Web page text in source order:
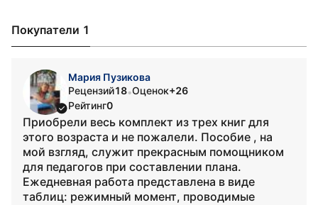
Покупатели 1
Мария Пузикова
Рецензий18•Оценок+26
Рейтинг0
Приобрели весь комплект из трех книг для
этого возраста и не пожалели. Пособие , на
мой взгляд, служит прекрасным помощником
для педагогов при составлении плана.
Ежедневная работа представлена в виде
таблиц: режимный момент, проводимые